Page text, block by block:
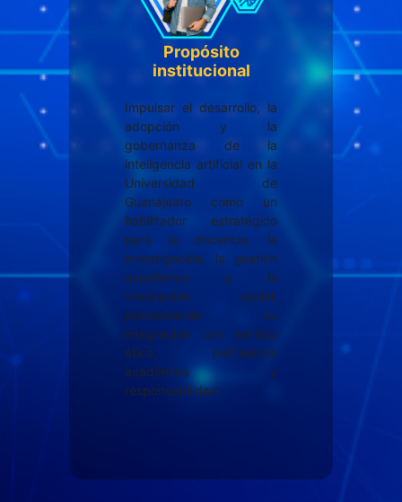
Propósito
institucional
Impulsar el desarrollo, la
adopción y la
gobernanza de la
inteligencia artificial en la
Universidad de
Guanajuato como un
habilitador estratégico
para la docencia, la
investigación, la gestión
académica y la
vinculación social,
promoviendo su
integración con sentido
ético, pertinencia
académica y
responsabilidad.